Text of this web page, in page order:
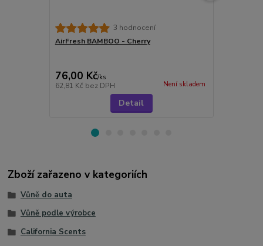
3 hodnocení
AirFresh BAMBOO - Cherry
76,00 Kč/ks
62,81 Kč bez DPH Není skladem
Detail
Zboží zařazeno v kategoriích
Vůně do auta
Vůně podle výrobce
California Scents